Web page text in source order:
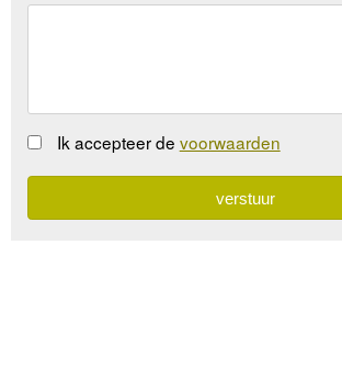
Ik accepteer de voorwaarden